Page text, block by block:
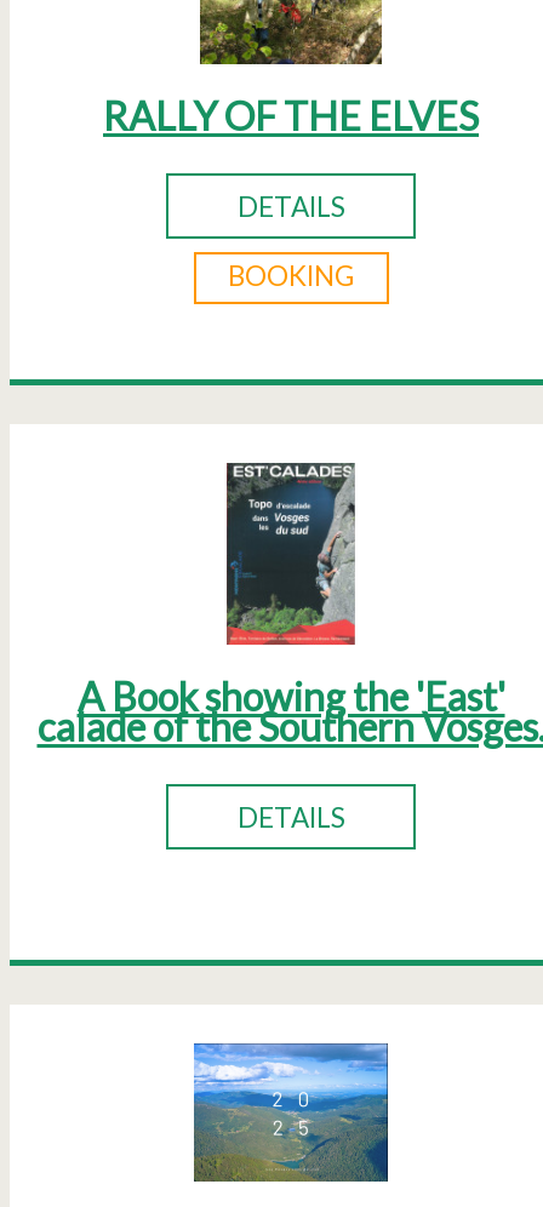
RALLY OF THE ELVES
DETAILS
BOOKING
A Book showing the 'East'
calade of the Southern
DETAILS